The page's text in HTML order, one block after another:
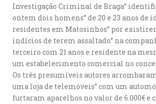
Investigação Criminal de Braga”
ontem dois homens” de 20 e 23 anos de
residentes em Matosinhos” por
indícios de terem assaltado” na
terceiro com 21 anos e residente na
um estabelecimento comercial no
Os três presumíveis autores
uma loja de telemóveis” com um
furtaram aparelhos no valor de 6.000€ e